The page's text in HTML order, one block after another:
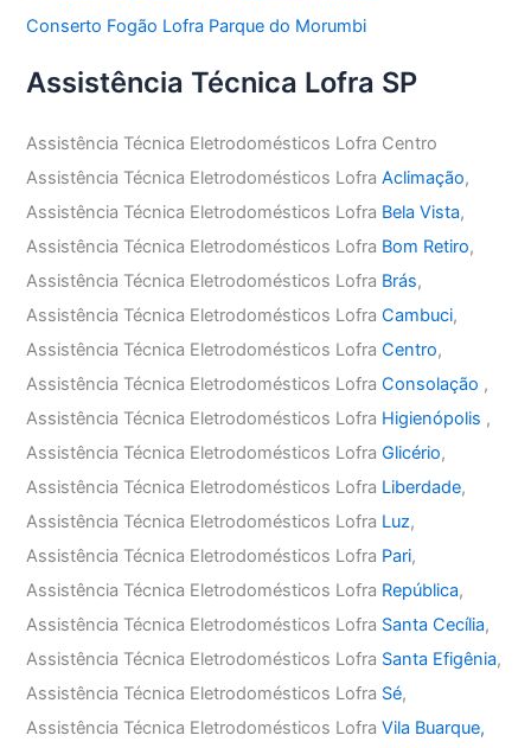
Conserto Fogão Lofra Parque do Morumbi
Assistência Técnica Lofra SP
Assistência Técnica Eletrodomésticos Lofra Centro
Assistência Técnica Eletrodomésticos LofraAclimação,
Assistência Técnica Eletrodomésticos Lofra Bela Vista,
Assistência Técnica Eletrodomésticos Lofra Bom Retiro,
Assistência Técnica Eletrodomésticos Lofra Brás,
Assistência Técnica Eletrodomésticos LofraCambuci,
Assistência Técnica Eletrodomésticos LofraCentro,
Assistência Técnica Eletrodomésticos LofraConsolação ,
Assistência Técnica Eletrodomésticos Lofra Higienópolis ,
Assistência Técnica Eletrodomésticos LofraGlicério,
Assistência Técnica Eletrodomésticos Lofra Liberdade,
Assistência Técnica Eletrodomésticos Lofra Luz,
Assistência Técnica Eletrodomésticos Lofra Pari,
Assistência Técnica Eletrodomésticos Lofra República,
Assistência Técnica Eletrodomésticos Lofra Santa Cecília,
Assistência Técnica Eletrodomésticos Lofra Santa Efigênia,
Assistência Técnica Eletrodomésticos Lofra Sé,
Assistência Técnica Eletrodomésticos LofraVila Buarque,